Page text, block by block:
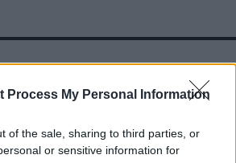
Process My Personal Information
of the sale, sharing to third parties, or
or sensitive information for